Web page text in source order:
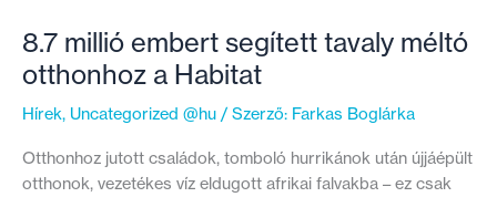
Játékszabályzat
és
adatkezelési
tájékoztató
8.7 millió embert segített tavaly méltó
otthonhoz a Habitat
Hírek, Uncategorized @hu / Szerző: Farkas Boglárka
Otthonhoz jutott családok, tomboló hurrikánok után újjáépült
otthonok, vezetékes víz eldugott afrikai falvakba – ez csak